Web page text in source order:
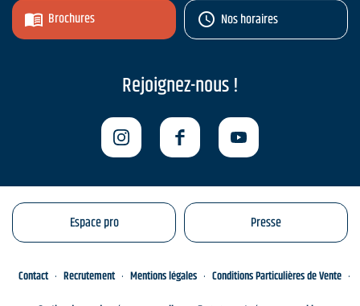
Brochures Nos horaires
Rejoignez-nous !
Espace pro Presse
Contact Recrutement Mentions légales
Conditions Particulières de Vente